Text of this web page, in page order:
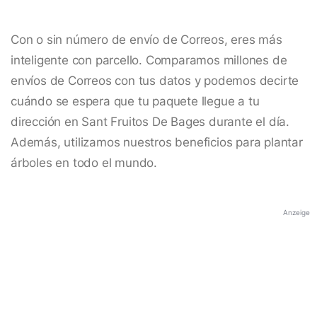
Con o sin número de envío de Correos, eres más
inteligente con parcello. Comparamos millones de
envíos de Correos con tus datos y podemos decirte
cuándo se espera que tu paquete llegue a tu
dirección en Sant Fruitos De Bages durante el día.
Además, utilizamos nuestros beneficios para plantar
árboles en todo el mundo.
Anzeige